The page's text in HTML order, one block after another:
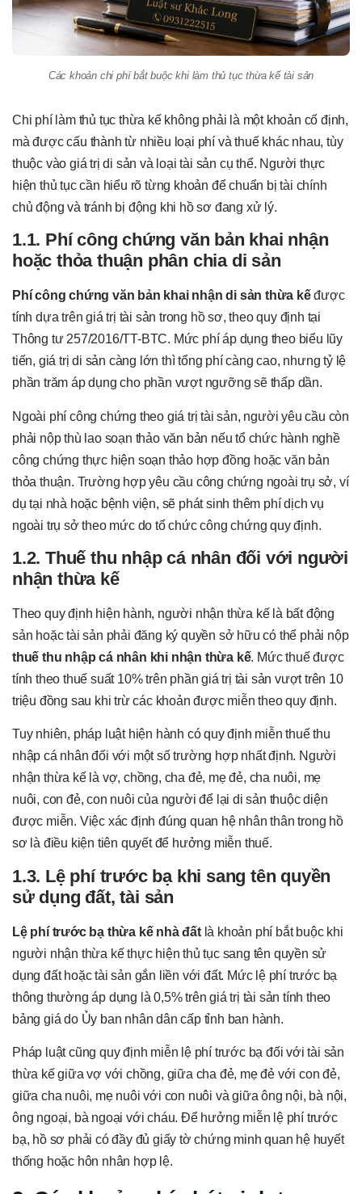
Các khoản chi phí bắt buộc khi làm thủ tục thừa kế tài sản
Chi phí làm thủ tục thừa kế không phải là một khoản cố định,
mà được cấu thành từ nhiều loại phí và thuế khác nhau, tùy
thuộc vào giá trị di sản và loại tài sản cụ thể. Người thực
hiện thủ tục cần hiểu rõ từng khoản để chuẩn bị tài chính
chủ động và tránh bị động khi hồ sơ đang xử lý.
1.1. Phí công chứng văn bản khai nhận
hoặc thỏa thuận phân chia di sản
Phí công chứng văn bản khai nhận di sản thừa kếđược
tính dựa trên giá trị tài sản trong hồ sơ, theo quy định tại
Thông tư 257/2016/TT-BTC. Mức phí áp dụng theo biểu lũy
tiến, giá trị di sản càng lớn thì tổng phí càng cao, nhưng tỷ lệ
phần trăm áp dụng cho phần vượt ngưỡng sẽ thấp dần.
Ngoài phí công chứng theo giá trị tài sản, người yêu cầu còn
phải nộp thù lao soạn thảo văn bản nếu tổ chức hành nghề
công chứng thực hiện soạn thảo hợp đồng hoặc văn bản
thỏa thuận. Trường hợp yêu cầu công chứng ngoài trụ sở, ví
dụ tại nhà hoặc bệnh viện, sẽ phát sinh thêm phí dịch vụ
ngoài trụ sở theo mức do tổ chức công chứng quy định.
1.2. Thuế thu nhập cá nhân đối với người
nhận thừa kế
Theo quy định hiện hành, người nhận thừa kế là bất động
sản hoặc tài sản phải đăng ký quyền sở hữu có thể phải nộp
thuế thu nhập cá nhân khi nhận thừa kế. Mức thuế được
tính theo thuế suất 10% trên phần giá trị tài sản vượt trên 10
triệu đồng sau khi trừ các khoản được miễn theo quy định.
Tuy nhiên, pháp luật hiện hành có quy định miễn thuế thu
nhập cá nhân đối với một số trường hợp nhất định. Người
nhận thừa kế là vợ, chồng, cha đẻ, mẹ đẻ, cha nuôi, mẹ
nuôi, con đẻ, con nuôi của người để lại di sản thuộc diện
được miễn. Việc xác định đúng quan hệ nhân thân trong hồ
sơ là điều kiện tiên quyết để hưởng miễn thuế.
1.3. Lệ phí trước bạ khi sang tên quyền
sử dụng đất, tài sản
Lệ phí trước bạ thừa kế nhà đấtlà khoản phí bắt buộc khi
người nhận thừa kế thực hiện thủ tục sang tên quyền sử
dụng đất hoặc tài sản gắn liền với đất. Mức lệ phí trước bạ
thông thường áp dụng là 0,5% trên giá trị tài sản tính theo
bảng giá do Ủy ban nhân dân cấp tỉnh ban hành.
Pháp luật cũng quy định miễn lệ phí trước bạ đối với tài sản
thừa kế giữa vợ với chồng, giữa cha đẻ, mẹ đẻ với con đẻ,
giữa cha nuôi, mẹ nuôi với con nuôi và giữa ông nội, bà nội,
ông ngoại, bà ngoại với cháu. Để hưởng miễn lệ phí trước
bạ, hồ sơ phải có đầy đủ giấy tờ chứng minh quan hệ huyết
thống hoặc hôn nhân hợp lệ.